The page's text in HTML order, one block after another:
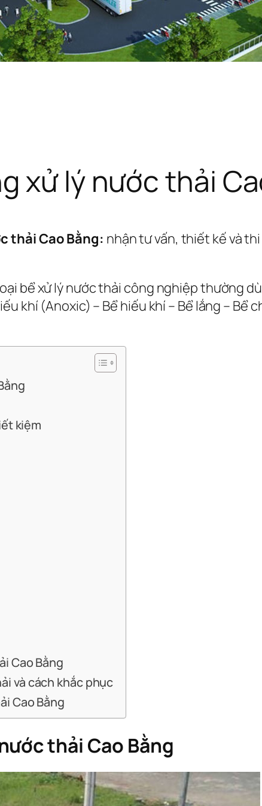
xử lý nước thải
thải Cao Bằng: nhận tư vấn, thiết kế và
bể xử lý nước thải công nghiệp thường
khí (Anoxic) – Bể hiếu khí – Bể lắng – Bể
kiệm
Cao Bằng
và cách khắc phục
Cao Bằng
thải Cao Bằng
công nghiệp
công nghiệp
công nghiệp
công nghiệp
công nghiệp